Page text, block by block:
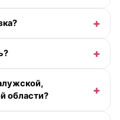
области?